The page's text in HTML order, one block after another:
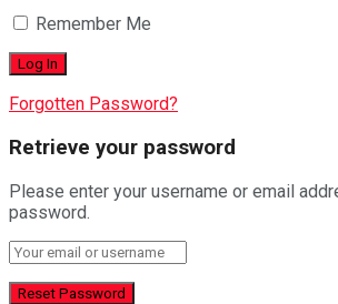
Remember Me
Forgotten Password?
Retrieve your password
Please enter your username or email
password.